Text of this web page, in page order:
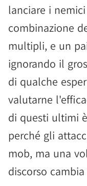
lanciare i
combinazione
multipli, e un
ignorando il
di qualche
valutarne
di questi ultimi
perché gli
mob, ma una
discorso